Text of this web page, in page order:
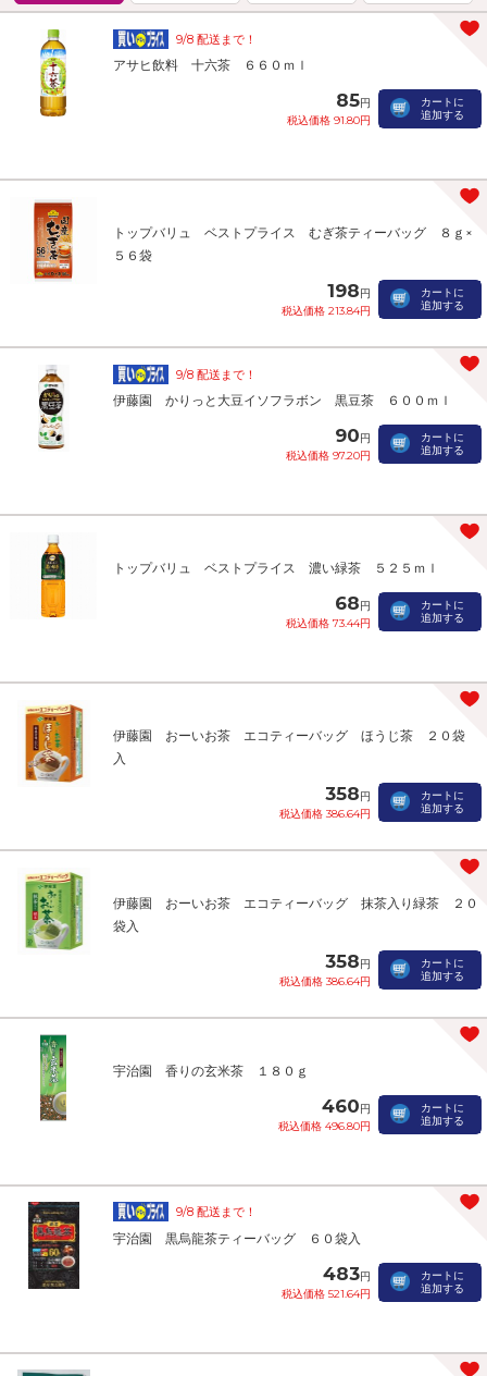
9/8 配送まで！
アサヒ飲料 十六茶 ６６０ｍｌ
85円
税込価格 91.80円
カートに
追加する
トップバリュ ベストプライス むぎ茶ティーバッグ ８ｇ×
５６袋
198円
税込価格 213.84円
カートに
追加する
9/8 配送まで！
伊藤園 かりっと大豆イソフラボン 黒豆茶 ６００ｍｌ
90円
税込価格 97.20円
カートに
追加する
トップバリュ ベストプライス 濃い緑茶 ５２５ｍｌ
68円
税込価格 73.44円
カートに
追加する
伊藤園 おーいお茶 エコティーバッグ ほうじ茶 ２０袋
入
358円
税込価格 386.64円
カートに
追加する
伊藤園 おーいお茶 エコティーバッグ 抹茶入り緑茶 ２０
袋入
358円
税込価格 386.64円
カートに
追加する
宇治園 香りの玄米茶 １８０ｇ
460円
税込価格 496.80円
カートに
追加する
9/8 配送まで！
宇治園 黒烏龍茶ティーバッグ ６０袋入
483円
税込価格 521.64円
カートに
追加する